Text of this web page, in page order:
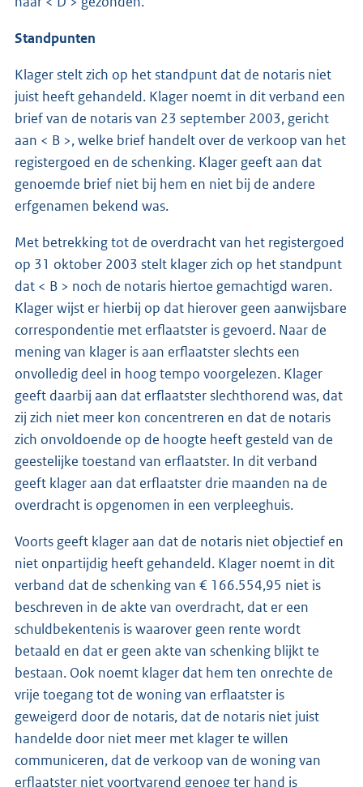
Standpunten
Klager stelt zich op het standpunt dat de notaris niet
juist heeft gehandeld. Klager noemt in dit verband een
brief van de notaris van 23 september 2003, gericht
aan < B >, welke brief handelt over de verkoop van het
registergoed en de schenking. Klager geeft aan dat
genoemde brief niet bij hem en niet bij de andere
erfgenamen bekend was.
Met betrekking tot de overdracht van het registergoed
op 31 oktober 2003 stelt klager zich op het standpunt
dat < B > noch de notaris hiertoe gemachtigd waren.
Klager wijst er hierbij op dat hierover geen aanwijsbare
correspondentie met erflaatster is gevoerd. Naar de
mening van klager is aan erflaatster slechts een
onvolledig deel in hoog tempo voorgelezen. Klager
geeft daarbij aan dat erflaatster slechthorend was, dat
zij zich niet meer kon concentreren en dat de notaris
zich onvoldoende op de hoogte heeft gesteld van de
geestelijke toestand van erflaatster. In dit verband
geeft klager aan dat erflaatster drie maanden na de
overdracht is opgenomen in een verpleeghuis.
Voorts geeft klager aan dat de notaris niet objectief en
niet onpartijdig heeft gehandeld. Klager noemt in dit
verband dat de schenking van € 166.554,95 niet is
beschreven in de akte van overdracht, dat er een
schuldbekentenis is waarover geen rente wordt
betaald en dat er geen akte van schenking blijkt te
bestaan. Ook noemt klager dat hem ten onrechte de
vrije toegang tot de woning van erflaatster is
geweigerd door de notaris, dat de notaris niet juist
handelde door niet meer met klager te willen
communiceren, dat de verkoop van de woning van
erflaatster niet voortvarend genoeg ter hand is